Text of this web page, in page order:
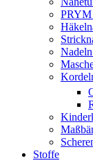
PRYM
Stoffe